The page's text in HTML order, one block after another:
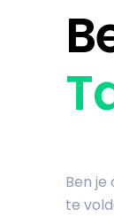
Ben je
te